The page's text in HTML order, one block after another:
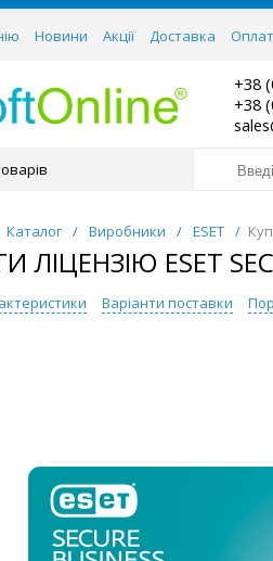
Новини Акції Доставка
+38
+38
Каталог / Виробники / ESET /
ЛІЦЕНЗІЮ ESET
Варіанти поставки